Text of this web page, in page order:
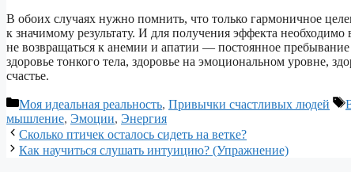
В обоих случаях нужно помнить, что только гармоничное
к значимому результату. И для получения эффекта
не возвращаться к анемии и апатии — постоянное
здоровье тонкого тела, здоровье на эмоциональном уровне,
счастье.
Рубрики
Моя идеальная реальность, Привычки счастливых людей
мышление, Эмоции, Энергия
Навигация
записи
Сколько птичек осталось сидеть на ветке?
Как научиться слушать интуицию? (Упражнение)